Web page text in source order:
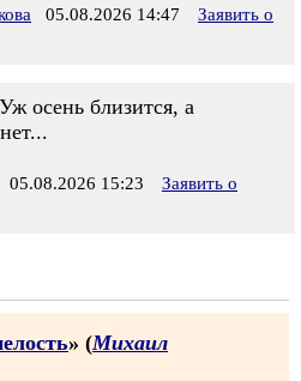
05.08.2026 14:47
Заявить о
осень близится, а
05.08.2026 15:23
Заявить о
» (Михаил